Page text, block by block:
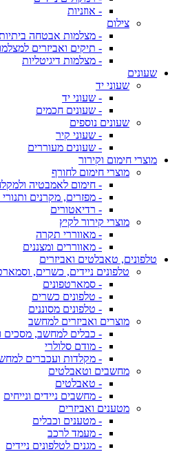
- אוזניות
צילום
- מצלמות אבטחה
- תיקים ואביזרים
- מצלמות דיגיטליות
שעונים
שעוני יד
- שעוני יד
- שעונים חכמים
שעונים נוספים
- שעוני קיר
- שעונים מעוררים
מוצרי חימום וקירור
מוצרי חימום לחורף
- חימום לאמבטיה
- מפזרים, מקרנים ותנורי
- רדיאטורים
מוצרי קירור לקיץ
- מאווררי תקרה
- מאווררים ומצננים
טלפונים, טאבלטים ואביזרים
טלפונים ניידים, כשרים,
- סמארטפונים
- טלפונים כשרים
- טלפונים מסוננים
מוצרים ואביזרים למחשב
- כבלים למחשב, מסכים
- מודם סלולרי
- מקלדות ועכברים
מחשבים וטאבלטים
- טאבלטים
- מחשבים ניידים ונייחים
מטענים ואביזרים
- מטענים וכבלים
- מעמד לרכב
- מגנים לטלפונים ניידים